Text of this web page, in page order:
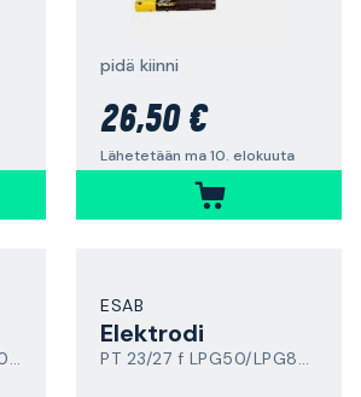
pidä kiinni
26,50 €
Lähetetään ma 10. elokuuta
WARRIOR TECH 0700000416
ESAB
Elektrodi
PT 23/27 f LPG50/LPG80/PCM875i